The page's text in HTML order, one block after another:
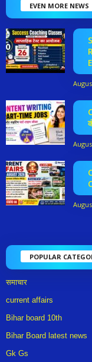
EVEN MORE NEWS
POPULAR
समाचार
current affairs
Bihar board 10th
Bihar Board latest news
Gk Gs